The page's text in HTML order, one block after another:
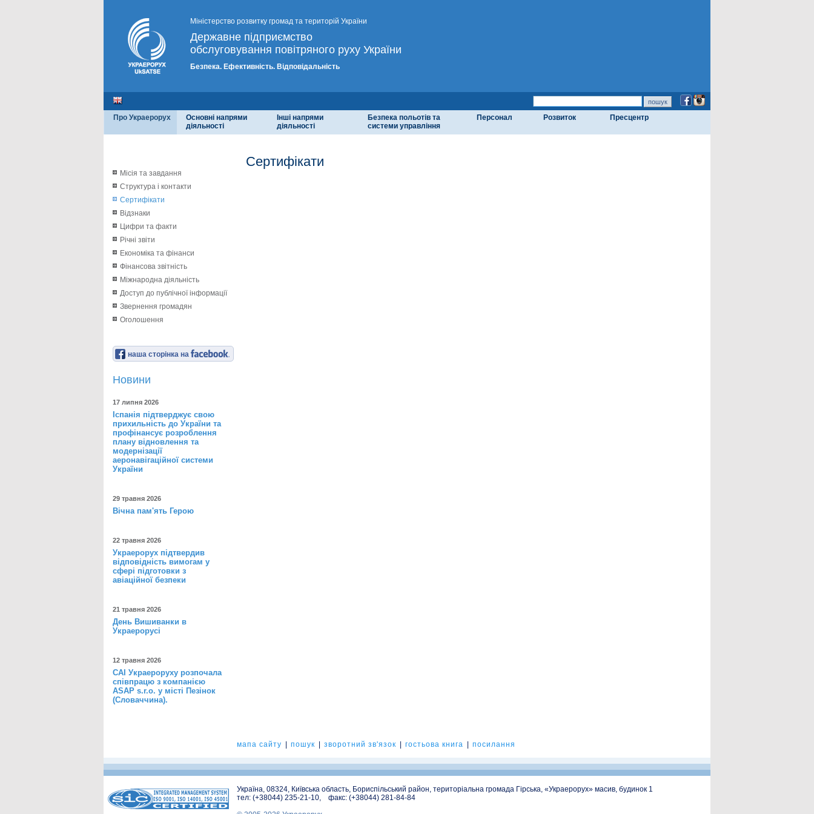
Міністерство розвитку громад та територій України
Державне підприємство
обслуговування повітряного руху України
Безпека. Ефективність. Відповідальність
Про Украерорух
Основні напрями
діяльності
Інші напрями
діяльності
Безпека польотів та
системи управління
Персонал Розвиток Пресцентр
Місія та завдання
Структура і контакти
Сертифікати
Відзнаки
Цифри та факти
Річні звіти
Економіка та фінанси
Фінансова звітність
Міжнародна діяльність
Доступ до публічної інформації
Звернення громадян
Оголошення
наша сторінка на
Новини
17 липня 2026
Іспанія підтверджує свою
прихильність до України та
профінансує розроблення
плану відновлення та
модернізації
аеронавігаційної системи
України
29 травня 2026
Вічна пам'ять Герою
22 травня 2026
Украерорух підтвердив
відповідність вимогам у
сфері підготовки з
авіаційної безпеки
21 травня 2026
День Вишиванки в
Украерорусі
12 травня 2026
САІ Украероруху розпочала
співпрацю з компанією
ASAP s.r.o. у місті Пезінок
(Словаччина).
Сертифікати
мапа сайту пошук зворотний зв'язок гостьова книга посилання
Україна, 08324, Київська область, Бориспільський район, територіальна громада Гірська, «Украерорух» масив, будинок 1
тел: (+38044) 235-21-10, факс: (+38044) 281-84-84